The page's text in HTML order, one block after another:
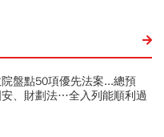
盤點50項優先法案...總預
、財劃法…全入列能順利過